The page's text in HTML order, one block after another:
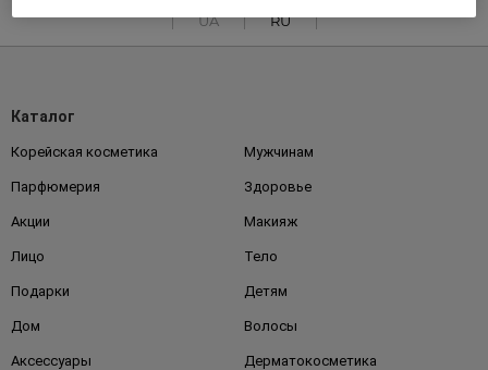
UA RU
Каталог
Корейская косметика Мужчинам
Парфюмерия Здоровье
Акции Макияж
Лицо Тело
Подарки Детям
Дом Волосы
Аксессуары Дерматокосметика